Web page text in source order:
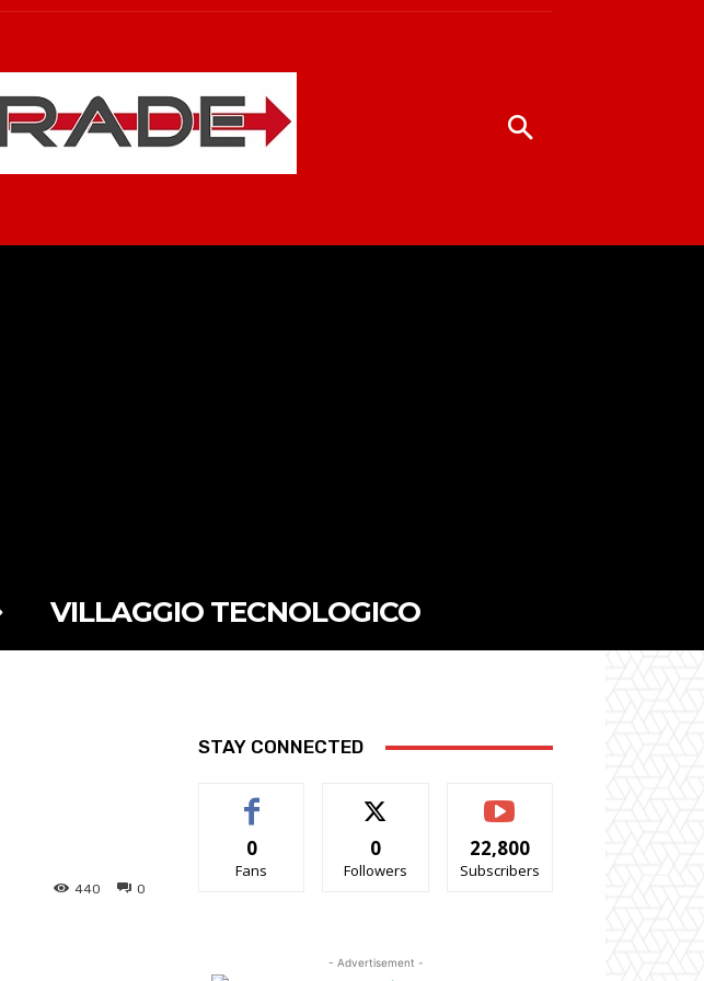
VILLAGGIO TECNOLOGICO
0
440
STAY CONNECTED
0
Fans
0
Followers
22,800
Subscribers
- Advertisement -